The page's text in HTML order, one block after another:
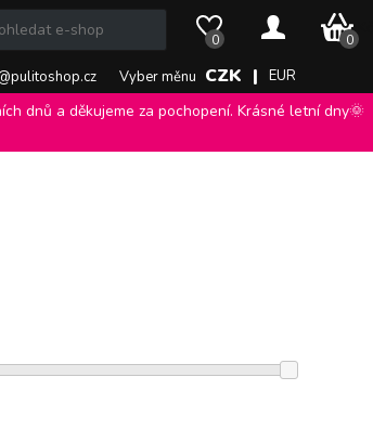
Vyber měnu CZK | EUR
0 0
0 Kč
dnů a děkujeme za pochopení. Krásné letní dny🌞